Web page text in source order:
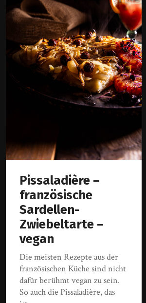
Pissaladière –
französische
Sardellen-
Zwiebeltarte –
vegan
Die meisten Rezepte aus der
französischen Küche sind nicht
dafür berühmt vegan zu sein.
So auch die Pissaladière, das